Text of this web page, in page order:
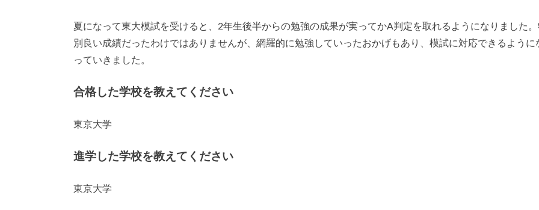
夏になって東大模試を受けると、2年生後半からの勉強の成果が実ってかA判定を取れるようになりました
別良い成績だったわけではありませんが、網羅的に勉強していったおかげもあり、模試に対応できるように
っていきました。
合格した学校を教えてください
東京大学
進学した学校を教えてください
東京大学